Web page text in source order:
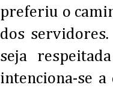
preferiu o
dos
seja
intenciona-se